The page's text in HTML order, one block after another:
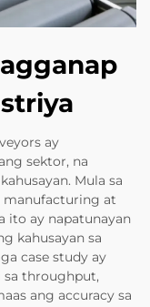
ay
sektor, na
Mula sa
manufacturing at
ito ay napatunayan
kahusayan sa
case study ay
sa throughput,
ang accuracy sa